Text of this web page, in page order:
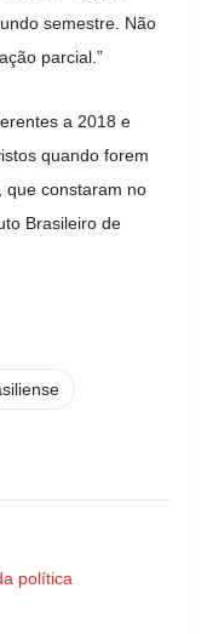
semestre. Não
parcial.”
a 2018 e
quando forem
que constaram no
Brasileiro de
política